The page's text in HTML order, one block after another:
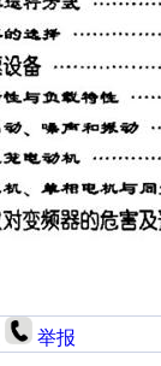
举报